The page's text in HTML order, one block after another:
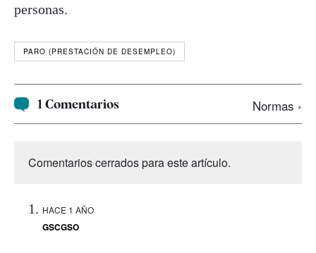
personas.
PARO (PRESTACIÓN DE DESEMPLEO)
1 Comentarios Normas ›
Comentarios cerrados para este artículo.
HACE 1 AÑO
GSCGSO